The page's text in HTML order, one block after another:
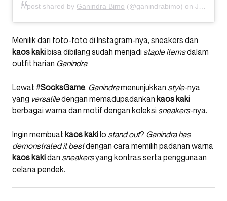
A post shared by Ganindra Bimo (@ganindrabimo) on Jul 14, 2020 at 11:28pm PDT
Menilik dari foto-foto di Instagram-nya, sneakers dan
kaos kakibisa dibilang sudah menjadi staple itemsdalam
outfit harian Ganindra.
Lewat #SocksGame, Ganindramenunjukkan style-nya
yang versatiledengan memadupadankan kaos kaki
berbagai warna dan motif dengan koleksi sneakers-nya.
Ingin membuat kaos kakilo stand out? Ganindra has
demonstrated it bestdengan cara memilih padanan warna
kaos kakidan sneakersyang kontras serta penggunaan
celana pendek.